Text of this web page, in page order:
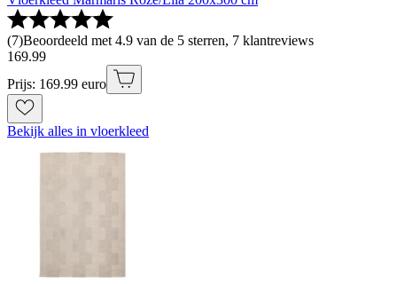
(7)Beoordeeld met 4.9 van de 5 sterren, 7 klantreviews
169.99
Prijs: 169.99 euro
Bekijk alles in vloerkleed